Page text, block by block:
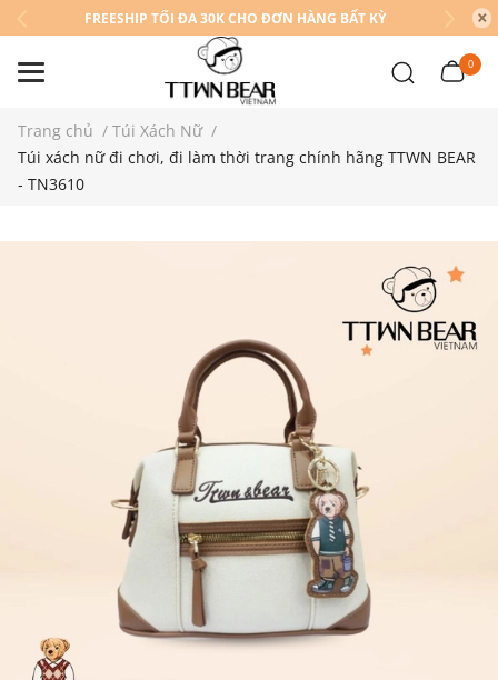
FREESHIP TỐI ĐA 30K CHO ĐƠN HÀNG BẤT KỲ
0
Trang chủ / Túi Xách Nữ /
Túi xách nữ đi chơi, đi làm thời trang chính hãng TTWN BEAR
- TN3610